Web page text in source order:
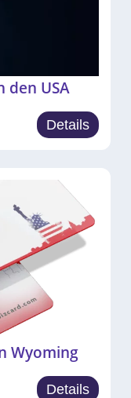
den USA
Details
Wyoming
Details